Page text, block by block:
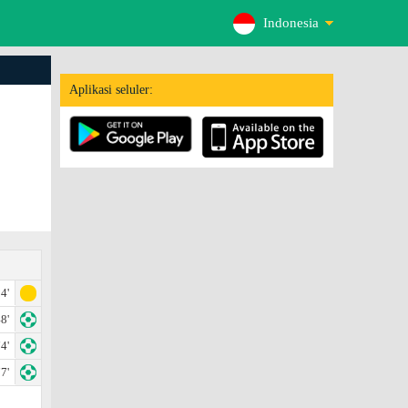
Indonesia
Aplikasi seluler: